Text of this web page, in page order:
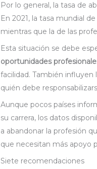
Por lo general, la tasa de
En 2021, la tasa mundial
mientras que la de las
Esta situación se debe
oportunidades
facilidad. También influyen
quién debe
Aunque pocos países
su carrera, los datos
a abandonar la profesión
que necesitan más apoyo
Siete recomendaciones